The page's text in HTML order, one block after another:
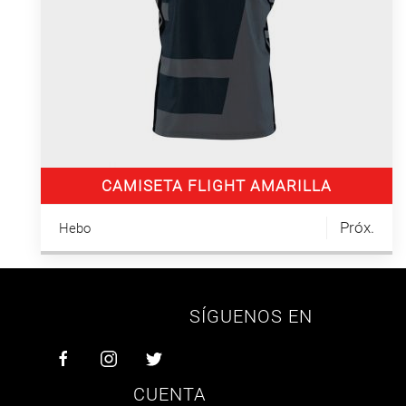
CAMISETA FLIGHT AMARILLA
Hebo Próx.
SÍGUENOS EN
CUENTA